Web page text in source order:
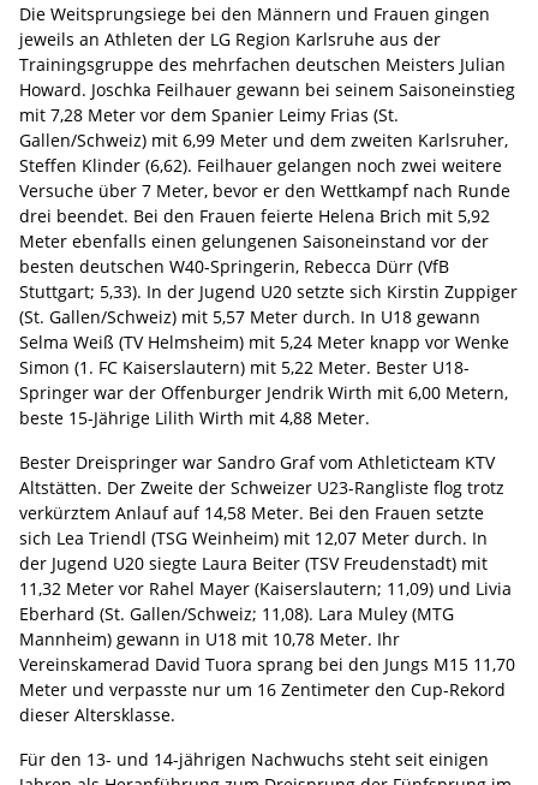
Die Weitsprungsiege bei den Männern und Frauen gingen
jeweils an Athleten der LG Region Karlsruhe aus der
Trainingsgruppe des mehrfachen deutschen Meisters Julian
Howard. Joschka Feilhauer gewann bei seinem Saisoneinstieg
mit 7,28 Meter vor dem Spanier Leimy Frias (St.
Gallen/Schweiz) mit 6,99 Meter und dem zweiten Karlsruher,
Steffen Klinder (6,62). Feilhauer gelangen noch zwei weitere
Versuche über 7 Meter, bevor er den Wettkampf nach Runde
drei beendet. Bei den Frauen feierte Helena Brich mit 5,92
Meter ebenfalls einen gelungenen Saisoneinstand vor der
besten deutschen W40-Springerin, Rebecca Dürr (VfB
Stuttgart; 5,33). In der Jugend U20 setzte sich Kirstin Zuppiger
(St. Gallen/Schweiz) mit 5,57 Meter durch. In U18 gewann
Selma Weiß (TV Helmsheim) mit 5,24 Meter knapp vor Wenke
Simon (1. FC Kaiserslautern) mit 5,22 Meter. Bester U18-
Springer war der Offenburger Jendrik Wirth mit 6,00 Metern,
beste 15-Jährige Lilith Wirth mit 4,88 Meter.
Bester Dreispringer war Sandro Graf vom Athleticteam KTV
Altstätten. Der Zweite der Schweizer U23-Rangliste flog trotz
verkürztem Anlauf auf 14,58 Meter. Bei den Frauen setzte
sich Lea Triendl (TSG Weinheim) mit 12,07 Meter durch. In
der Jugend U20 siegte Laura Beiter (TSV Freudenstadt) mit
11,32 Meter vor Rahel Mayer (Kaiserslautern; 11,09) und Livia
Eberhard (St. Gallen/Schweiz; 11,08). Lara Muley (MTG
Mannheim) gewann in U18 mit 10,78 Meter. Ihr
Vereinskamerad David Tuora sprang bei den Jungs M15 11,70
Meter und verpasste nur um 16 Zentimeter den Cup-Rekord
dieser Altersklasse.
Für den 13- und 14-jährigen Nachwuchs steht seit einigen